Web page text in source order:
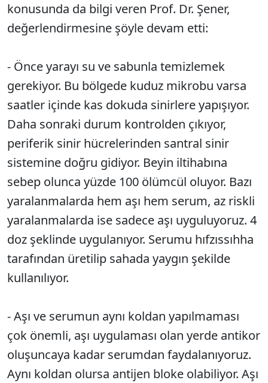
konusunda da bilgi veren Prof. Dr. Şener,
değerlendirmesine şöyle devam etti:
- Önce yarayı su ve sabunla temizlemek
gerekiyor. Bu bölgede kuduz mikrobu varsa
saatler içinde kas dokuda sinirlere yapışıyor.
Daha sonraki durum kontrolden çıkıyor,
periferik sinir hücrelerinden santral sinir
sistemine doğru gidiyor. Beyin iltihabına
sebep olunca yüzde 100 ölümcül oluyor. Bazı
yaralanmalarda hem aşı hem serum, az riskli
yaralanmalarda ise sadece aşı uyguluyoruz. 4
doz şeklinde uygulanıyor. Serumu hıfzıssıhha
tarafından üretilip sahada yaygın şekilde
kullanılıyor.
- Aşı ve serumun aynı koldan yapılmaması
çok önemli, aşı uygulaması olan yerde antikor
oluşuncaya kadar serumdan faydalanıyoruz.
Aynı koldan olursa antijen bloke olabiliyor. Aşı